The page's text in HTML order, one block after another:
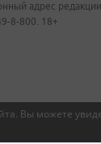
Вы можете
адрес
8-800. 18+